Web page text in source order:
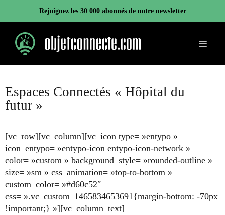
contenu
Rejoignez les 30 000 abonnés de notre newsletter
Menu
Espaces Connectés « Hôpital du
futur »
[vc_row][vc_column][vc_icon type= »entypo »
icon_entypo= »entypo-icon entypo-icon-network »
color= »custom » background_style= »rounded-outline »
size= »sm » css_animation= »top-to-bottom »
custom_color= »#d60c52″
css= ».vc_custom_1465834653691{margin-bottom: -70px
!important;} »][vc_column_text]